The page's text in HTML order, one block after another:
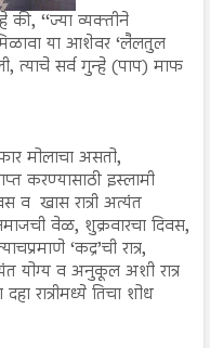
‘‘ज्या व्यक्तीने
या आशेवर ‘लैलतुल
त्याचे सर्व गुन्हे (पाप) माफ
मोलाचा असतो,
करण्यासाठी इस्लामी
व खास रात्री अत्यंत
वेळ, शुक्रवारचा दिवस,
‘कद्र’ची रात्र,
योग्य व अनुकूल अशी रात्र
रात्रीमध्ये तिचा शोध